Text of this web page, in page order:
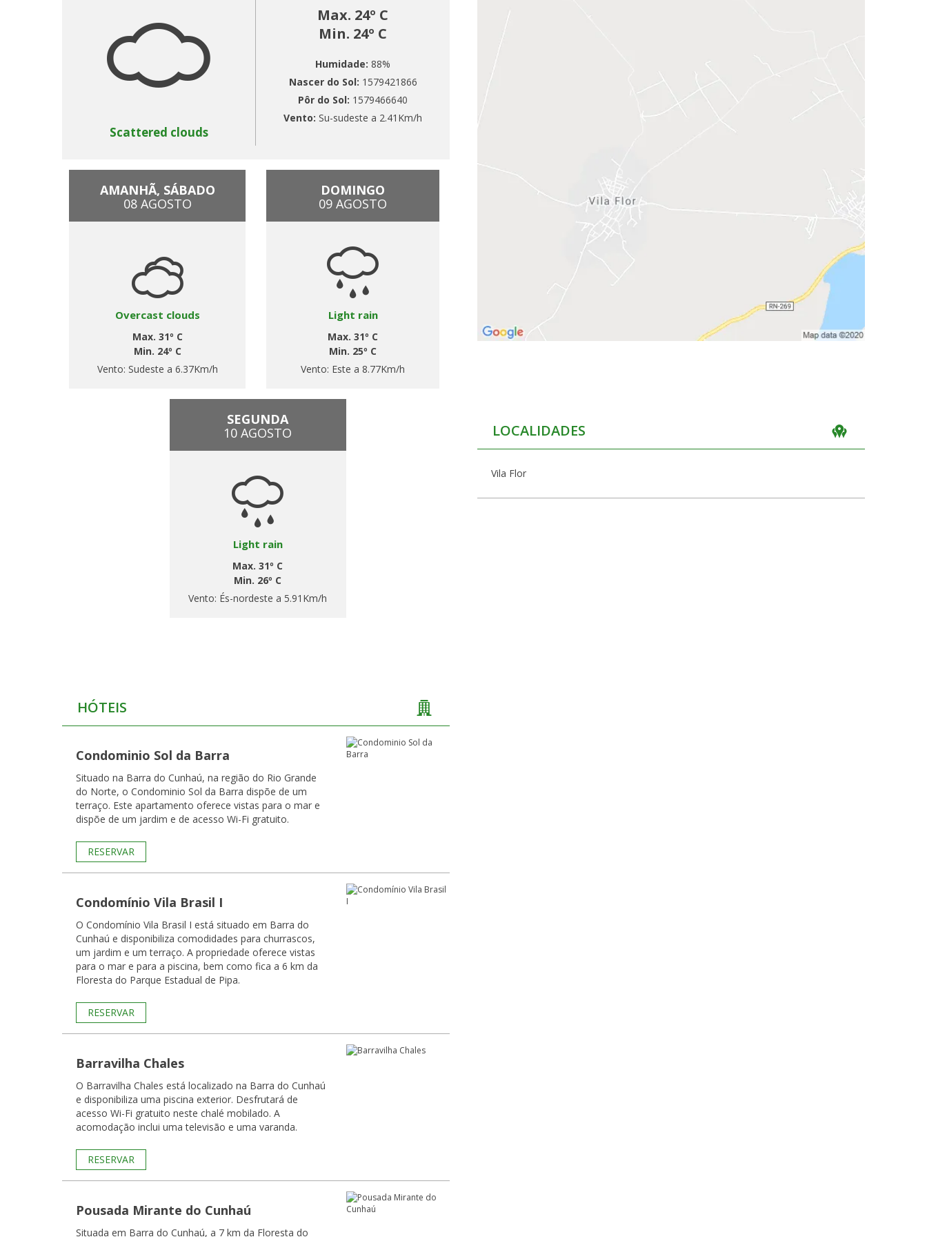
Scattered clouds
Max. 24º C
Min. 24º C
Humidade: 88%
Nascer do Sol: 1579421866
Pôr do Sol: 1579466640
Vento: Su-sudeste a 2.41Km/h
AMANHÃ, SÁBADO
08 AGOSTO
Overcast clouds
Max. 31º C
Min. 24º C
Vento: Sudeste a 6.37Km/h
DOMINGO
09 AGOSTO
Light rain
Max. 31º C
Min. 25º C
Vento: Este a 8.77Km/h
SEGUNDA
10 AGOSTO
Light rain
Max. 31º C
Min. 26º C
Vento: És-nordeste a 5.91Km/h
HÓTEIS
Condominio Sol da Barra
Situado na Barra do Cunhaú, na região do Rio Grande
do Norte, o Condominio Sol da Barra dispõe de um
terraço. Este apartamento oferece vistas para o mar e
dispõe de um jardim e de acesso Wi-Fi gratuito.
RESERVAR
Condomínio Vila Brasil I
O Condomínio Vila Brasil I está situado em Barra do
Cunhaú e disponibiliza comodidades para churrascos,
um jardim e um terraço. A propriedade oferece vistas
para o mar e para a piscina, bem como fica a 6 km da
Floresta do Parque Estadual de Pipa.
RESERVAR
Barravilha Chales
O Barravilha Chales está localizado na Barra do Cunhaú
e disponibiliza uma piscina exterior. Desfrutará de
acesso Wi-Fi gratuito neste chalé mobilado. A
acomodação inclui uma televisão e uma varanda.
RESERVAR
Pousada Mirante do Cunhaú
Situada em Barra do Cunhaú, a 7 km da Floresta do
LOCALIDADES
Vila Flor